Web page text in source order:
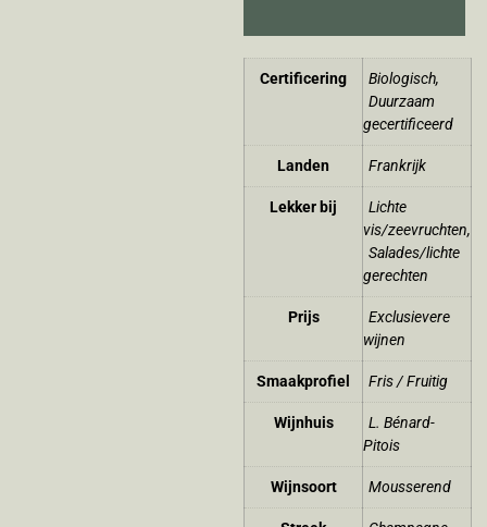
Certificering Biologisch,
Duurzaam
gecertificeerd
Landen Frankrijk
Lekker bij
Lichte
vis/zeevruchten,
Salades/lichte
gerechten
Prijs
Exclusievere
wijnen
Smaakprofiel Fris / Fruitig
Wijnhuis
L. Bénard-
Pitois
Wijnsoort Mousserend